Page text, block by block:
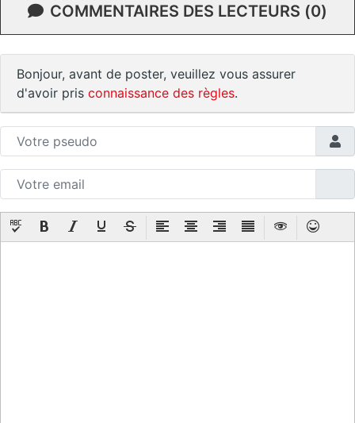
COMMENTAIRES DES LECTEURS (0)
Bonjour, avant de poster, veuillez vous assurer
d'avoir pris connaissance des règles.